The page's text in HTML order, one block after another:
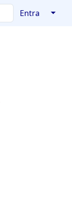
Entra ↓